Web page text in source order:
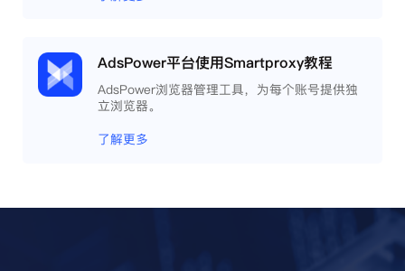
AdsPower平台使用Smartproxy教程
AdsPower浏览器管理工具，为每个账号提供独
立浏览器。
了解更多